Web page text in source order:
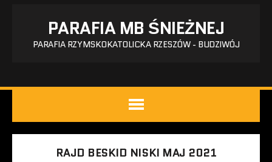
PARAFIA MB ŚNIEŻNEJ
PARAFIA RZYMSKOKATOLICKA RZESZÓW - BUDZIWÓJ
RAJD BESKID NISKI MAJ 2021